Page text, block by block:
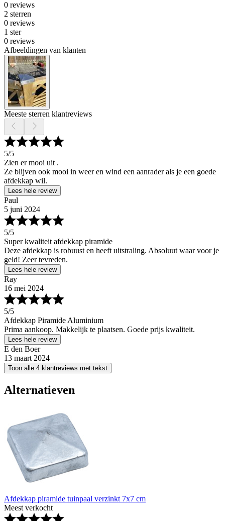
0 reviews
2 sterren
0 reviews
1 ster
0 reviews
Afbeeldingen van klanten
Meeste sterren klantreviews
5/5
Zien er mooi uit .
Ze blijven ook mooi in weer en wind een aanrader als je een goede
afdekkap wil.
Lees hele review
Paul
5 juni 2024
5/5
Super kwaliteit afdekkap piramide
Deze afdekkap is robuust en heeft uitstraling. Absoluut waar voor je
geld! Zeer tevreden.
Lees hele review
Ray
16 mei 2024
5/5
Afdekkap Piramide Aluminium
Prima aankoop. Makkelijk te plaatsen. Goede prijs kwaliteit.
Lees hele review
E den Boer
13 maart 2024
Toon alle 4 klantreviews met tekst
Alternatieven
Afdekkap piramide tuinpaal verzinkt 7x7 cm
Meest verkocht